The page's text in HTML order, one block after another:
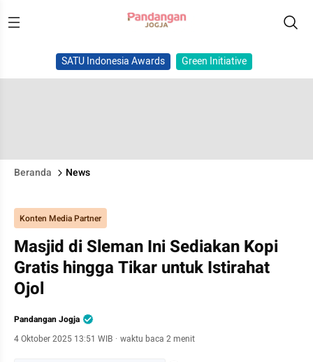
SATU Indonesia Awards Green Initiative
Beranda News
Konten Media Partner
Masjid di Sleman Ini Sediakan Kopi
Gratis hingga Tikar untuk Istirahat
Ojol
Pandangan Jogja
4 Oktober 2025 13:51 WIB · waktu baca 2 menit